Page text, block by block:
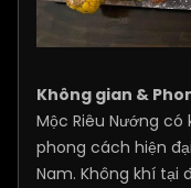
Không gian &
Mộc Riêu Nướng
phong cách hiện
Nam. Không khí tại